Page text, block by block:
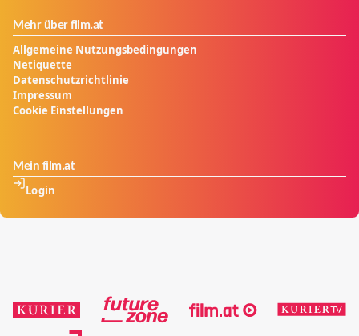
Mehr über film.at
Allgemeine Nutzungsbedingungen
Netiquette
Datenschutzrichtlinie
Impressum
Cookie Einstellungen
Mein film.at
Login